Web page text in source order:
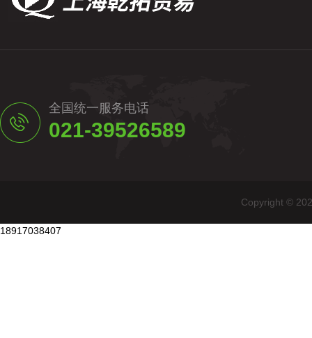
全国统一服务电话
021-39526589
Copyright ©
18917038407